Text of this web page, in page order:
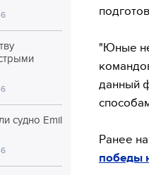
судно Emil
"Юные
данный
Ранее
победы